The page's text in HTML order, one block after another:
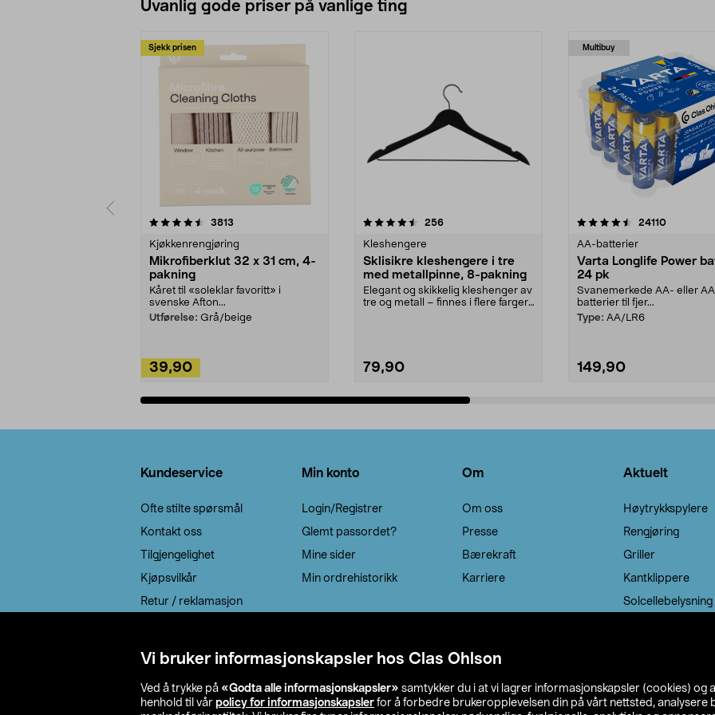
Vi bruker informasjonskapsler hos Clas Ohlson
Ved å trykke på «Godta alle informasjonskapsler» samtykker du i at vi lagrer informasjonskapsler (cookies) og
henhold til vår policy for informasjonskapsler for å forbedre brukeropplevelsen din på vårt nettsted, analysere
Uvanlig gode priser på vanlige ting
Sjekk prisen
3813
Kjøkkenrengjøring
Mikrofiberklut 32 x 31 cm, 4-
pakning
Kåret til «soleklar favoritt» i
svenske Afton...
Utførelse: Grå/beige
39,90
4.5av 5 stjerner 256anmeldelser
Kleshengere
Sklisikre kleshengere i tre
med metallpinne, 8-pakning
Elegant og skikkelig kleshenger av
tre og metall – finnes i flere farger.
79,90
Multibuy
4.5av 5 stjerner 24110
AA-batterier
Varta Longlife Power
24 pk
Svanemerkede AA- eller
batterier til fjer...
Type: AA/LR6
149,90
4.5av 5 stjerner
Kundeservice
Ofte stilte spørsmål
Kontakt oss
Tilgjengelighet
Kjøpsvilkår
Retur / reklamasjon
Min konto
Login/Registrer
Glemt passordet?
Mine sider
Min ordrehistorikk
Om
Om oss
Presse
Bærekraft
Karriere
Aktuelt
Høytrykkspylere
Rengjøring
Griller
Kantklippere
Solcellebelysning